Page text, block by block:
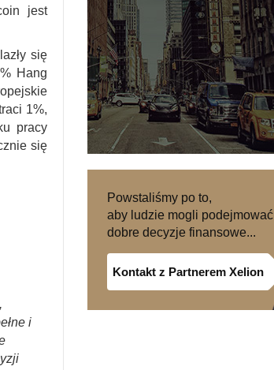
jest
się
Hang
1%,
pracy
się
i
Powstaliśmy po to,
aby ludzie mogli podejmować
dobre decyzje finansowe...
Kontakt z Partnerem Xelion